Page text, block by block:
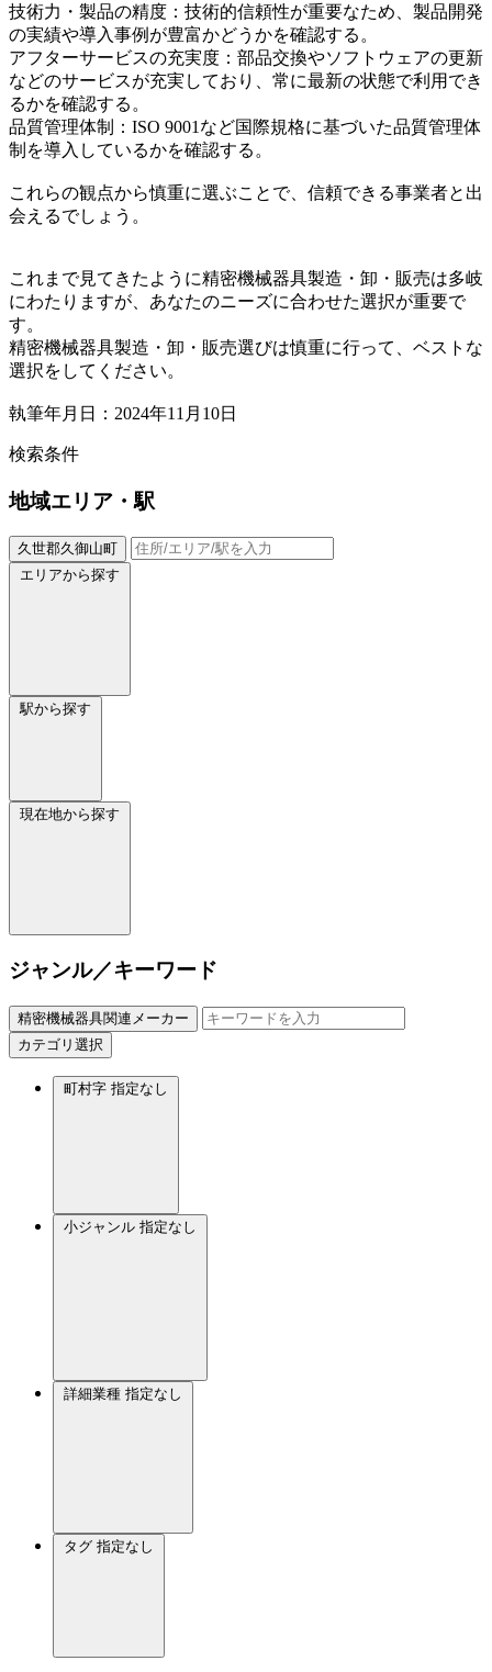
技術力・製品の精度：技術的信頼性が重要なため、製品開発
の実績や導入事例が豊富かどうかを確認する。
アフターサービスの充実度：部品交換やソフトウェアの更新
などのサービスが充実しており、常に最新の状態で利用でき
るかを確認する。
品質管理体制：ISO 9001など国際規格に基づいた品質管理体
制を導入しているかを確認する。
これらの観点から慎重に選ぶことで、信頼できる事業者と出
会えるでしょう。
これまで見てきたように精密機械器具製造・卸・販売は多岐
にわたりますが、あなたのニーズに合わせた選択が重要で
す。
精密機械器具製造・卸・販売選びは慎重に行って、ベストな
選択をしてください。
執筆年月日：2024年11月10日
検索条件
地域エリア・駅
久世郡久御山町
エリアから探す
駅から探す
現在地から探す
ジャンル／キーワード
精密機械器具関連メーカー
カテゴリ選択
町村字 指定なし
小ジャンル 指定なし
詳細業種 指定なし
タグ 指定なし